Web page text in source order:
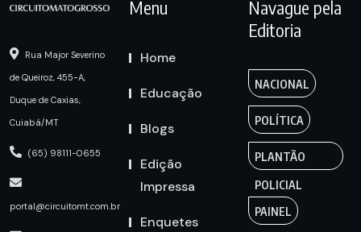
Rua Major Severino
de Queiroz, 455-A,
Duque de Caxias,
Cuiabá/MT
(65) 98111-0655
portal@circuitomt.com.br
Menu
Home
Educação
Blogs
Edição
Impressa
Enquetes
Navague pela
Editoria
NACIONAL
POLÍTICA
PLANTÃO
POLICIAL
PAINEL